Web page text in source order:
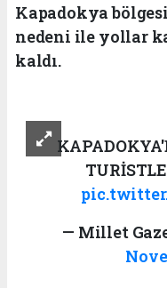
Kapadokya
nedeni ile yollar
kaldı.
— Millet